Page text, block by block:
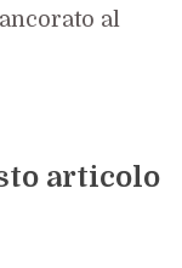
al
articolo